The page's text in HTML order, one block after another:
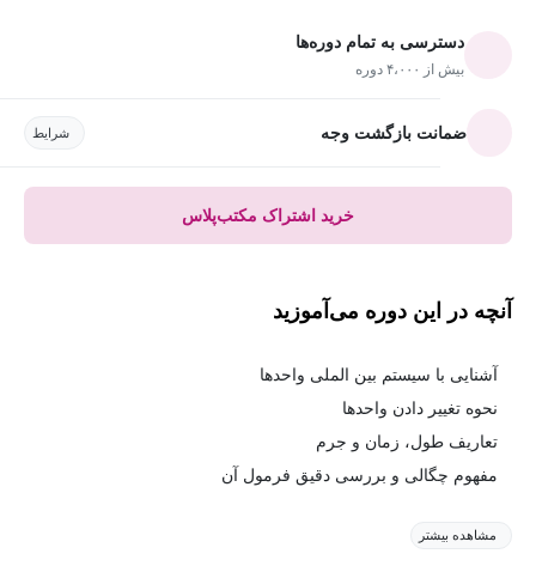
دسترسی به تمام دوره‌ها
بیش از ۴،۰۰۰ دوره
ضمانت بازگشت وجه شرایط
خرید اشتراک مکتب‌پلاس
آنچه در این دوره می‌آموزید
آشنایی با سیستم بین الملی واحدها
نحوه تغییر دادن واحدها
تعاریف طول، زمان و جرم
مفهوم چگالی و بررسی دقیق فرمول آن
مشاهده بیشتر